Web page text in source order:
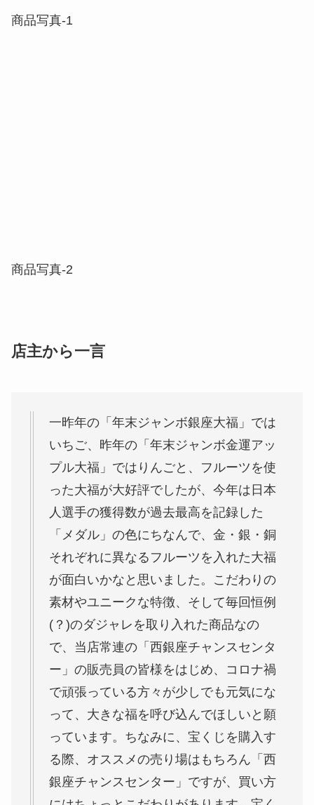
いちご、昨年の「年末ジャンボ金運アッ
人選手の獲得数が過去最高を記録した
「メダル」の色にちなんで、金・銀・銅
それぞれに異なるフルーツを入れた大福
が面白いかなと思いました。こだわりの
素材やユニークな特徴、そして毎回恒例
(？)のダジャレを取り入れた商品なの
で、当店常連の「西銀座チャンスセンタ
ー」の販売員の皆様をはじめ、コロナ禍
で頑張っている方々が少しでも元気にな
って、大きな福を呼び込んでほしいと願
っています。ちなみに、宝くじを購入す
る際、オススメの売り場はもちろん「西
銀座チャンスセンター」ですが、買い方
にはちょっとこだわりがあります。宝く
じには「連番」と「バラ」という買い方
があり、いちごがバラ科の果実というこ
とで、私のオススメは「バラ」です
(笑)。さらに、今回は特に金銀銅が3つ